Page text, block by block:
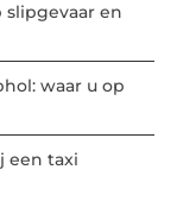
slipgevaar en
waar u op
een taxi